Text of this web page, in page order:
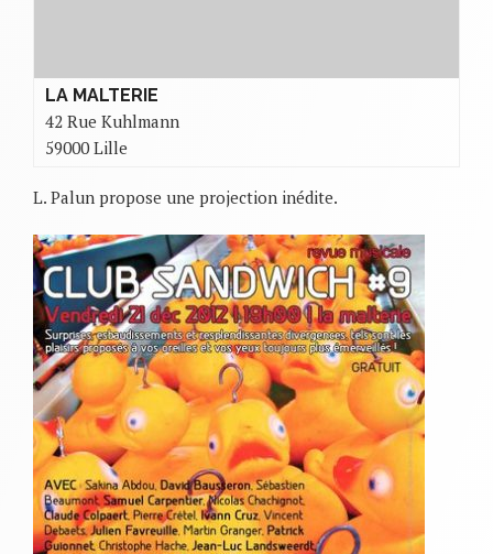
LA MALTERIE
42 Rue Kuhlmann
59000 Lille
L. Palun propose une projection inédite.